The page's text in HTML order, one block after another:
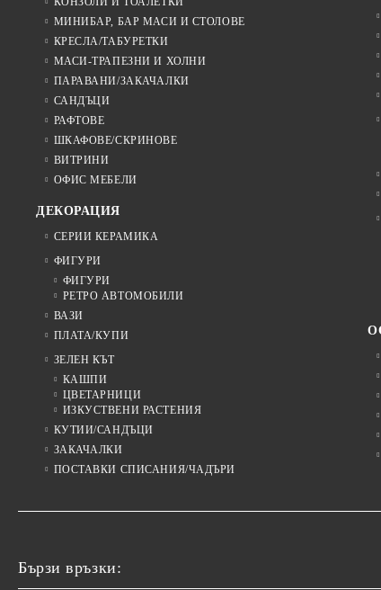
МИНИБАР, БАР МАСИ И СТОЛОВЕ
КРЕСЛА/ТАБУРЕТКИ
МАСИ-ТРАПЕЗНИ И ХОЛНИ
ПАРАВАНИ/ЗАКАЧАЛКИ
САНДЪЦИ
РАФТОВЕ
ШКАФОВЕ/СКРИНОВЕ
ВИТРИНИ
ОФИС МЕБЕЛИ
ДЕКОРАЦИЯ
СЕРИИ КЕРАМИКА
ФИГУРИ
ФИГУРИ
РЕТРО АВТОМОБИЛИ
ВАЗИ
ПЛАТА/КУПИ
ЗЕЛЕН КЪТ
КАШПИ
ЦВЕТАРНИЦИ
ИЗКУСТВЕНИ РАСТЕНИЯ
КУТИИ/САНДЪЦИ
ЗАКАЧАЛКИ
ПОСТАВКИ СПИСАНИЯ/ЧАДЪРИ
Бързи връзки: